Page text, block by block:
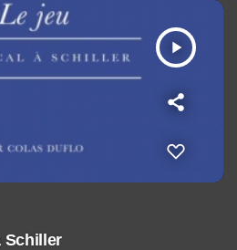
play_arrow
Schiller